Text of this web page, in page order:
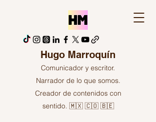
Hugo Marroquín
Comunicador y escritor.
Narrador de lo que somos.
Creador de contenidos con
sentido. 🇲🇽 🇨🇴 🇧🇪